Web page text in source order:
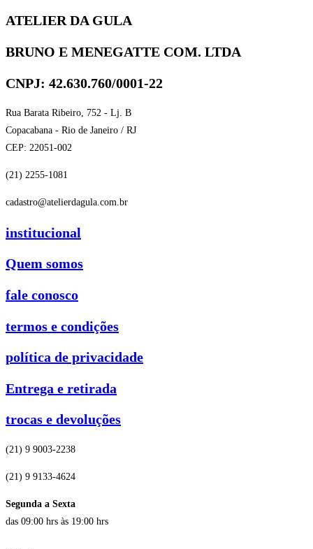
ATELIER DA GULA
BRUNO E MENEGATTE COM. LTDA
CNPJ: 42.630.760/0001-22
Rua Barata Ribeiro, 752 - Lj. B
Copacabana - Rio de Janeiro / RJ
CEP: 22051-002
(21) 2255-1081
cadastro@atelierdagula.com.br
institucional
Quem somos
fale conosco
termos e condições
política de privacidade
Entrega e retirada
trocas e devoluções
(21) 9 9003-2238
(21) 9 9133-4624
Segunda a Sexta
das 09:00 hrs às 19:00 hrs